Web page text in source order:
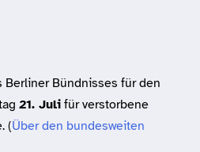
Berliner Bündnisses für den
21. Julifür verstorbene
(Über den bundesweiten